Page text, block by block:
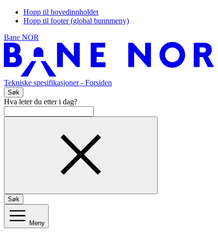
Hopp til hovedinnholdet
Hopp til footer (global bunnmeny)
Bane NOR
Tekniske spesifikasjoner- Forsiden
Søk
Hva leter du etter i dag?
Søk
Meny